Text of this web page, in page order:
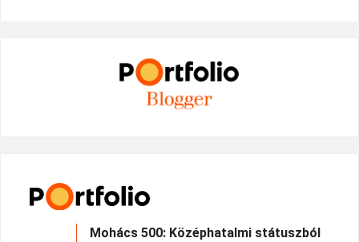
Mohács 500: Középhatalmi státuszból